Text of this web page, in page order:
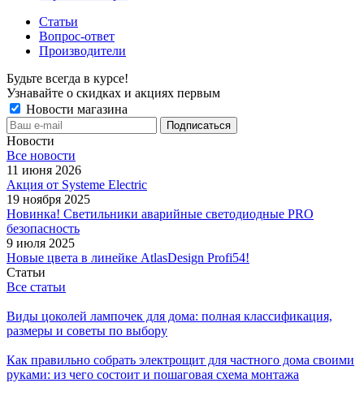
Статьи
Вопрос-ответ
Производители
Будьте всегда в курсе!
Узнавайте о скидках и акциях первым
Новости магазина
Новости
Все новости
11 июня 2026
Акция от Systeme Electric
19 ноября 2025
Новинка! Светильники аварийные светодиодные PRO
безопасность
9 июля 2025
Новые цвета в линейке AtlasDesign Profi54!
Статьи
Все статьи
Виды цоколей лампочек для дома: полная классификация,
размеры и советы по выбору
Как правильно собрать электрощит для частного дома своими
руками: из чего состоит и пошаговая схема монтажа